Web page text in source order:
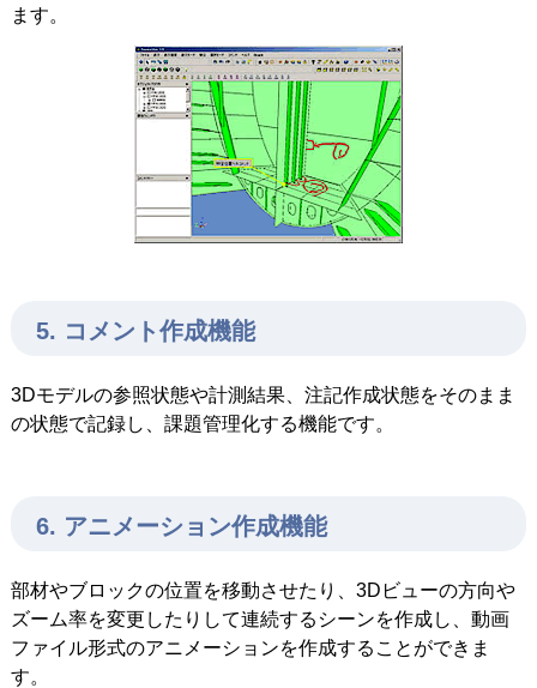
ます。
5. コメント作成機能
3Dモデルの参照状態や計測結果、注記作成状態をそのまま
の状態で記録し、課題管理化する機能です。
6. アニメーション作成機能
部材やブロックの位置を移動させたり、3Dビューの方向や
ズーム率を変更したりして連続するシーンを作成し、動画
ファイル形式のアニメーションを作成することができま
す。